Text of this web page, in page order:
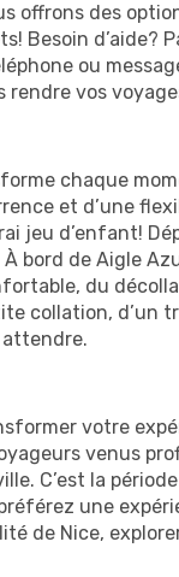
offrons des
d’aide?
ou
rendre vos
chaque
et d’une
jeu d’enfant!
bord de Aigle
du
collation, d’un
attendre.
votre
venus
C’est la
une
de Nice,